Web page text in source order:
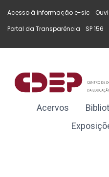
Acesso à informação e-sic (Link
um
Portal da Transparência (Link
um
SP 156
Acervos